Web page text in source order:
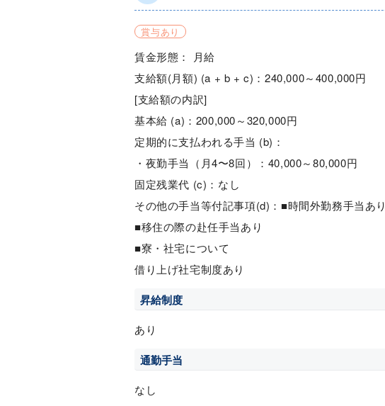
賞与あり
賃金形態： 月給
支給額(月額) (a + b + c)：240,000～400,000円
[支給額の内訳]
基本給 (a)：200,000～320,000円
定期的に支払われる手当 (b)：
・夜勤手当（月4〜8回）：40,000～80,000円
固定残業代 (c)：なし
その他の手当等付記事項(d)：■時間外勤務手当あり
■移住の際の赴任手当あり
■寮・社宅について
借り上げ社宅制度あり
昇給制度
あり
通勤手当
なし